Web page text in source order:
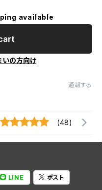
available
いの方向け
通報する
(48)
LINE ポスト